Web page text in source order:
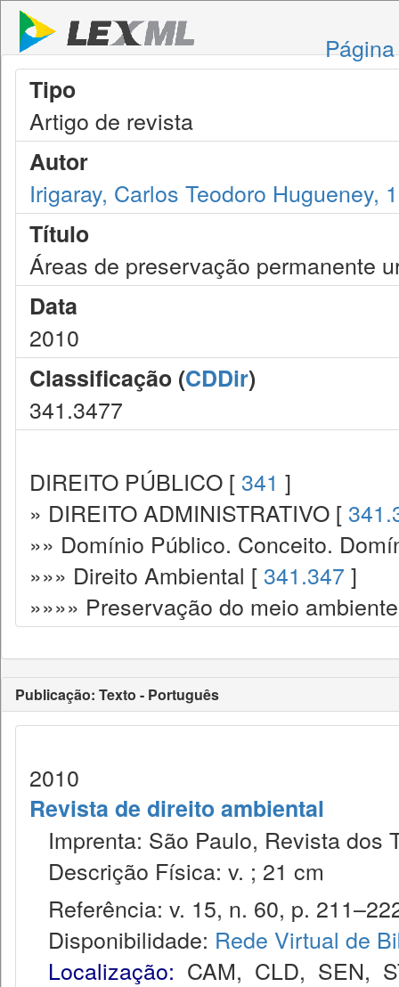
Tipo
Artigo de revista
Autor
Irigaray, Carlos Teodoro Hugueney,
Título
Áreas de preservação permanente
Data
2010
Classificação (CDDir)
341.3477
DIREITO PÚBLICO [ 341 ]
» DIREITO ADMINISTRATIVO [
»» Domínio Público. Conceito.
»»» Direito Ambiental [ 341.347 ]
»»»» Preservação do meio
Publicação: Texto - Português
2010
Revista de direito ambiental
Imprenta: São Paulo, Revista dos
Descrição Física: v. ; 21 cm
Referência: v. 15, n. 60, p.
Disponibilidade: Rede Virtual de
Localização: CAM, CLD, SEN,